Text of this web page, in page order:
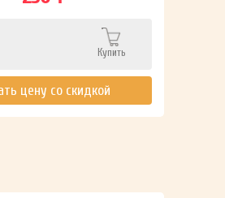
Купить
цену со скидкой